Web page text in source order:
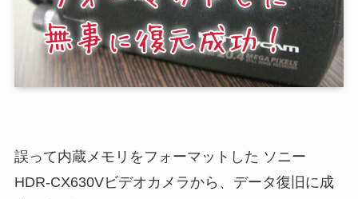
誤って内蔵メモリをフォーマットした ソニー
HDR-CX630Vビデオカメラから、データ復旧に成